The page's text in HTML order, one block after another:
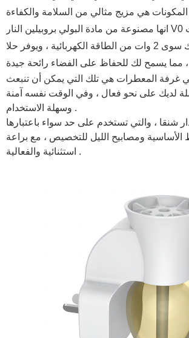
انها مصنوعة من مادة البولي بروبيلين النار V0 الصف مثبطات
اللهب ، يستهلك سوى 2 وات من الطاقة الكهربائية ، ويوفر حلا
غرفة المعطرات هي تلك التي يمكن أن تنبعث
لديك على نحو فعال ، وفي الوقت نفسه آمنة
وسهلة الاستخدام .
شنقا ، والتي تستخدم على حد سواء باعتبارها
الأساسية ومصابيح الليل للتخصيص ، مع براعة
استثنائية والفعالية .